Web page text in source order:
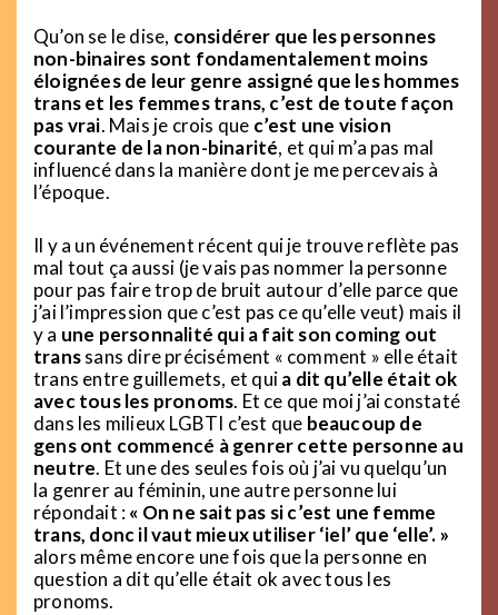
Qu’on se le dise, considérer que les personnes
non-binaires sont fondamentalement moins
éloignées de leur genre assigné que les hommes
trans et les femmes trans, c’est de toute façon
pas vrai. Mais je crois que c’est une vision
courante de la non-binarité, et qui m’a pas mal
influencé dans la manière dont je me percevais à
l’époque.
Il y a un événement récent qui je trouve reflète pas
mal tout ça aussi (je vais pas nommer la personne
pour pas faire trop de bruit autour d’elle parce que
j’ai l’impression que c’est pas ce qu’elle veut) mais il
y a une personnalité qui a fait son coming out
transsans dire précisément « comment » elle était
trans entre guillemets, et quia dit qu’elle était ok
avec tous les pronoms. Et ce que moi j’ai constaté
dans les milieux LGBTI c’est que beaucoup de
gens ont commencé à genrer cette personne au
neutre. Et une des seules fois où j’ai vu quelqu’un
la genrer au féminin, une autre personne lui
répondait :« On ne sait pas si c’est une femme
trans, donc il vaut mieux utiliser ‘iel’ que ‘elle’. »
alors même encore une fois que la personne en
question a dit qu’elle était ok avec tous les
pronoms.